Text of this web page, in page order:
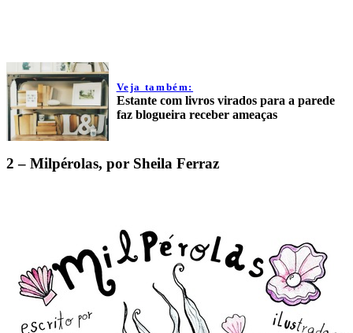
Veja também:
Estante com livros virados para a parede
faz blogueira receber ameaças
2 – Milpérolas, por Sheila Ferraz